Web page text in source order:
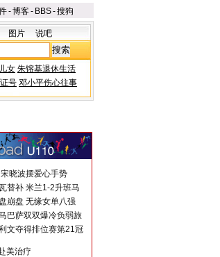
-博客- BBS-搜狗
图片 说吧
女 朱镕基退休生活
号 邓小平伤心往事
晓波摆爱心手势
替补 米兰1-2升班马
崩盘 无缘女单八强
巴萨双双爆冷负弱旅
文夺得排位赛第21冠
美治疗